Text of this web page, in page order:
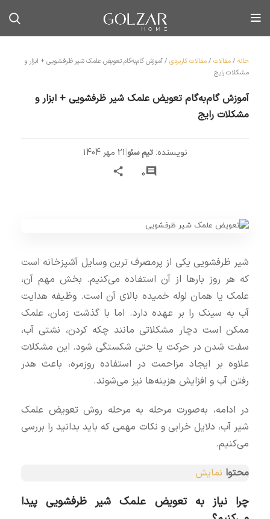
خانه /مقالات /مقالات کاربردی /آموزش گام‌به‌گام تعویض علمک شیر ظرفشویی + ابزار و
مشکلات رایج
آموزش گام‌به‌گام تعویض علمک شیر ظرفشویی + ابزار و
مشکلات رایج
نویسنده: تیم سئو|21 مهر 1404
0
شیر ظرفشویی یکی از پرمصرف ترین وسایل آشپزخانه است
که هر روز بارها از آن استفاده می‌کنیم. بخش مهم آن،
علمک یا همان لوله خمیده بالای آن است. وظیفه هدایت
آب به سینک را بر عهده دارد. اما با گذشت زمان، علمک
ممکن است دچار مشکلاتی مانند چکه کردن، نشتی آب،
سفت شدن در حرکت یا حتی شکستگی شود. این مشکلات
علاوه بر ایجاد مزاحمت در استفاده روزمره، باعث هدر
رفتن آب و افزایش هزینه‌ها نیز می‌شوند.
در ادامه، به‌صورت مرحله به مرحله روش تعویض علمک
شیر آب، دلایل خرابی و نکات مهمی که باید بدانید را بررسی
می‌کنیم.
محتوا نمایش
چرا نیاز به تعویض علمک شیر ظرفشویی پیدا